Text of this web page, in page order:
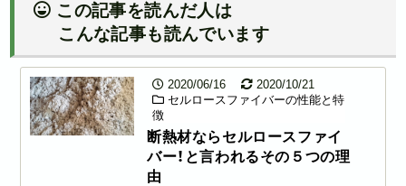
この記事を読んだ人は
こんな記事も読んでいます
2020/06/16
2020/10/21
セルロースファイバーの性能と特
徴
断熱材ならセルロースファイ
バー！と言われるその５つの理
由